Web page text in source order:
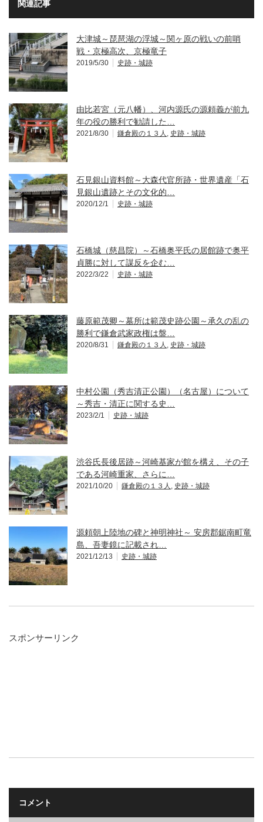
関連記事
大津城～琵琶湖の浮城～関ヶ原の戦いの前哨
戦・京極高次、京極竜子
2019/5/30 史跡・城跡
由比若宮（元八幡）、河内源氏の源頼義が前九
年の役の勝利で勧請した…
2021/8/30 鎌倉殿の１３人 史跡・城跡
石見銀山資料館～大森代官所跡・世界遺産「石
見銀山遺跡とその文化的…
2020/12/1 史跡・城跡
石橋城（慈昌院）～石橋奥平氏の居館跡で奥平
貞勝に対して謀反を企む…
2022/3/22 史跡・城跡
藤原範茂卿～墓所は範茂史跡公園～承久の乱の
勝利で鎌倉武家政権は盤…
2020/8/31 鎌倉殿の１３人 史跡・城跡
中村公園（秀吉清正公園）（名古屋）について
～秀吉・清正に関する史…
2023/2/1 史跡・城跡
渋谷氏長後居跡～河崎基家が館を構え、その子
である河崎重家、さらに…
2021/10/20 鎌倉殿の１３人 史跡・城跡
源頼朝上陸地の碑と神明神社～ 安房郡鋸南町竜
島、吾妻鏡に記載され…
2021/12/13 史跡・城跡
スポンサーリンク
コメント